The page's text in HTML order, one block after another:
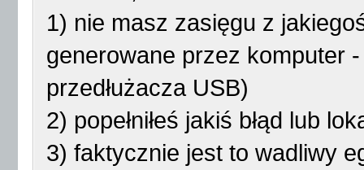
1) nie masz zasięgu z
generowane przez komputer
przedłużacza USB)
2) popełniłeś jakiś błąd lub
3) faktycznie jest to wadliwy